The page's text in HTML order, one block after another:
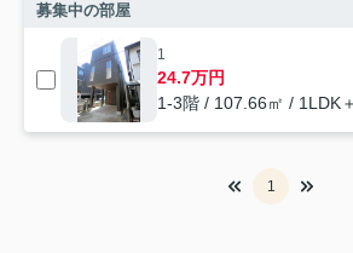
募集中の部屋
1
24.7万円
1-3階 / 107.66㎡ / 1LDK
1